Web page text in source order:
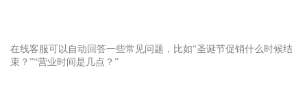
在线客服可以自动回答一些常见问题，比如“圣诞节促销什么时候结
束？”“营业时间是几点？”